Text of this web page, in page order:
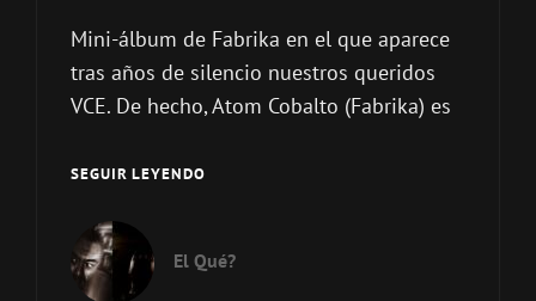
Mini-álbum de Fabrika en el que aparece
tras años de silencio nuestros queridos
VCE. De hecho, Atom Cobalto (Fabrika) es
SEGUIR LEYENDOFABRIKA
CAFE
DE
El Qué?